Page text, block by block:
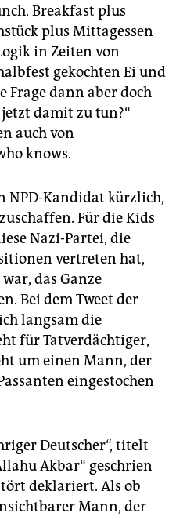
Breakfast plus
plus Mittagessen
in Zeiten von
gekochten Ei und
Frage dann aber doch
jetzt damit zu tun?“
auch von
knows.
NPD-Kandidat kürzlich,
Für die Kids
Nazi-Partei, die
vertreten hat,
das Ganze
Bei dem Tweet der
langsam die
für Tatverdächtiger,
um einen Mann, der
eingestochen
Deutscher“, titelt
Akbar“ geschrien
deklariert. Als ob
Mann, der